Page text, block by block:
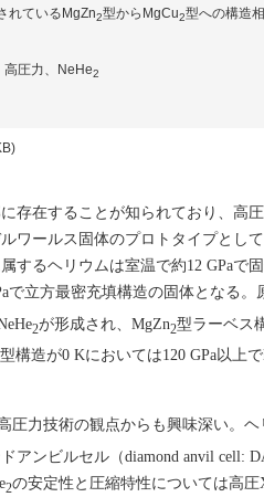
れているMgZn2型からMgCu2型への構造
圧力、NeHe2
存在することが知られており、高
ワールス固体のプロトタイプとし
するヘリウムは室温で約12 GPaで
で立方最密充填構造の固体となる
2が形成され、MgZn2型ラーベス
型構造が0 Kにおいては120 GPa以上
圧力技術の観点からも興味深い。
アンビルセル（diamond anvil cell:
2の安定性と圧縮特性については高